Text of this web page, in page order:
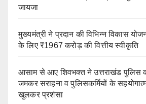
जायजा
मुख्यमंत्री ने प्रदान की विभिन्न विकास
के लिए ₹1967 करोड़ की वित्तीय स्वीकृति
आसाम से आए शिवभक्त ने उत्तराखंड पुलिस
जमकर सराहना व पुलिसकर्मियों के
खुलकर प्रशंसा